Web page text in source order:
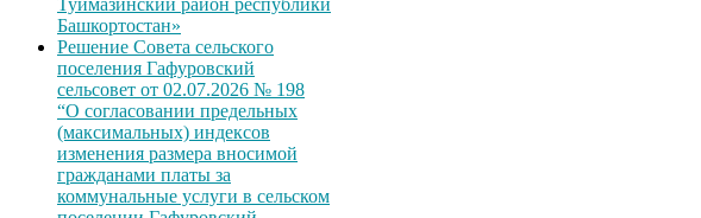
Башкортостан»
Решение Совета сельского
поселения Гафуровский
сельсовет от 02.07.2026 № 198
“О согласовании предельных
(максимальных) индексов
изменения размера вносимой
гражданами платы за
коммунальные услуги в сельском